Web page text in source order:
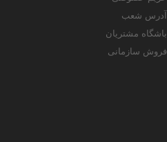
آدرس شعب
باشگاه مشتریان
فروش سازمانی